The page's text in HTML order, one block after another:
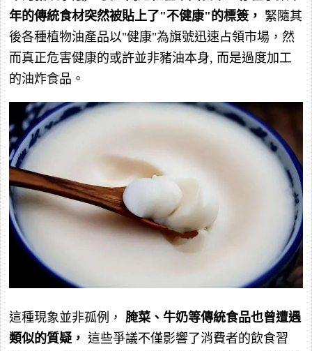
年的傳統食材突然被貼上了"不健康"的標簽， 緊隨其
後各種植物油產品以"健康"為旗號迅速占領市場，然
而真正危害健康的或許並非豬油本身, 而是過度加工
的油炸食品。
這種現象並非孤例， 腌菜、牛奶等傳統食品也曾遭遇
類似的質疑， 這些爭議不僅影響了消費者的飲食習